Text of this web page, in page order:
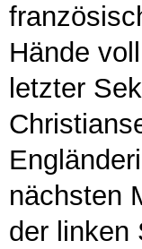
Hände
letzter
nächsten
der linken